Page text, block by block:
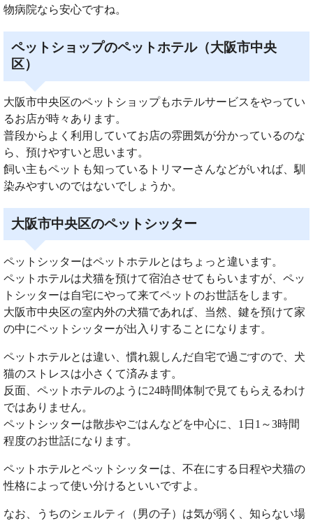
物病院なら安心ですね。
ペットショップのペットホテル（大阪市中央
区）
大阪市中央区のペットショップもホテルサービスをやってい
るお店が時々あります。
普段からよく利用していてお店の雰囲気が分かっているのな
ら、預けやすいと思います。
飼い主もペットも知っているトリマーさんなどがいれば、馴
染みやすいのではないでしょうか。
大阪市中央区のペットシッター
ペットシッターはペットホテルとはちょっと違います。
ペットホテルは犬猫を預けて宿泊させてもらいますが、ペッ
トシッターは自宅にやって来てペットのお世話をします。
大阪市中央区の室内外の犬猫であれば、当然、鍵を預けて家
の中にペットシッターが出入りすることになります。
ペットホテルとは違い、慣れ親しんだ自宅で過ごすので、犬
猫のストレスは小さくて済みます。
反面、ペットホテルのように24時間体制で見てもらえるわけ
ではありません。
ペットシッターは散歩やごはんなどを中心に、1日1～3時間
程度のお世話になります。
ペットホテルとペットシッターは、不在にする日程や犬猫の
性格によって使い分けるといいですよ。
なお、うちのシェルティ（男の子）は気が弱く、知らない場